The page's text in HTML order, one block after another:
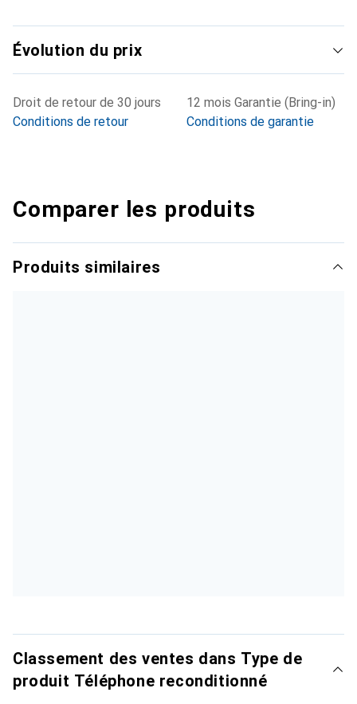
Évolution du prix
Droit de retour de 30 jours
Conditions de retour
12 mois Garantie (Bring-in)
Conditions de garantie
Comparer les produits
Produits similaires
Classement des ventes dans Type de
produit Téléphone reconditionné